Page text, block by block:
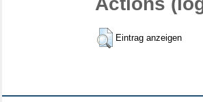
Eintrag anzeigen